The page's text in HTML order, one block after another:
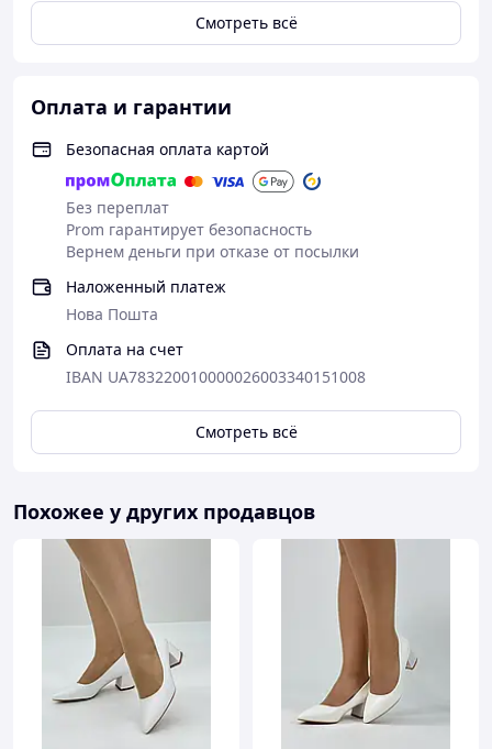
Смотреть всё
Оплата и гарантии
Безопасная оплата картой
Без переплат
Prom гарантирует безопасность
Вернем деньги при отказе от посылки
Наложенный платеж
Нова Пошта
Оплата на счет
IBAN UA783220010000026003340151008
Смотреть всё
Похожее у других продавцов